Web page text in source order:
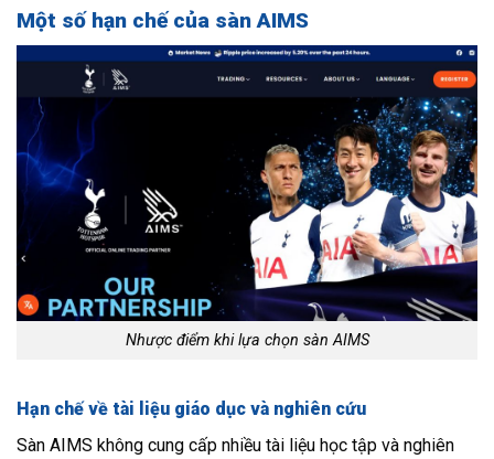
Một số hạn chế của sàn AIMS
Nhược điểm khi lựa chọn sàn AIMS
Hạn chế về tài liệu giáo dục và nghiên cứu
Sàn AIMS không cung cấp nhiều tài liệu học tập và nghiên